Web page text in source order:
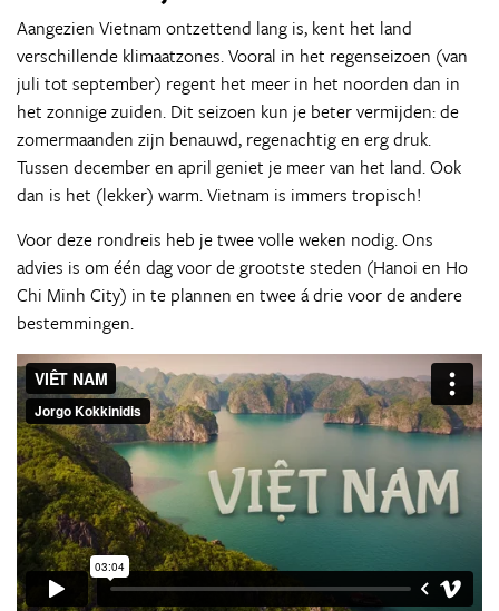
Aangezien Vietnam ontzettend lang is, kent het land
verschillende klimaatzones. Vooral in het regenseizoen (van
juli tot september) regent het meer in het noorden dan in
het zonnige zuiden. Dit seizoen kun je beter vermijden: de
zomermaanden zijn benauwd, regenachtig en erg druk.
Tussen december en april geniet je meer van het land. Ook
dan is het (lekker) warm. Vietnam is immers tropisch!
Voor deze rondreis heb je twee volle weken nodig. Ons
advies is om één dag voor de grootste steden (Hanoi en Ho
Chi Minh City) in te plannen en twee á drie voor de andere
bestemmingen.